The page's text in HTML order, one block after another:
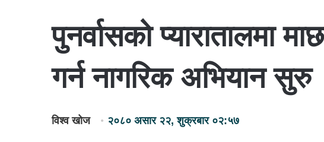
पुनर्वासको प्यारातालमा
गर्न नागरिक अभियान सुरु
विश्व खोज २०८० असार २२, शुक्रबार ०२:५७